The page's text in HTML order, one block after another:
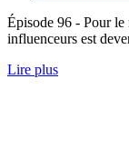
Épisode 96 - Pour le
influenceurs est
Lire plus